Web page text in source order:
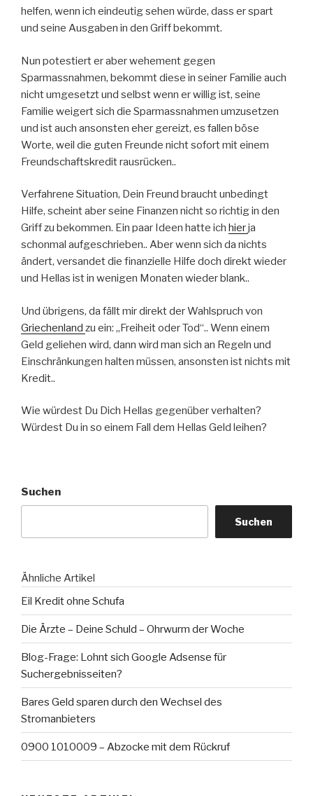
helfen, wenn ich eindeutig sehen würde, dass er spart
und seine Ausgaben in den Griff bekommt.
Nun potestiert er aber wehement gegen
Sparmassnahmen, bekommt diese in seiner Familie auch
nicht umgesetzt und selbst wenn er willig ist, seine
Familie weigert sich die Sparmassnahmen umzusetzen
und ist auch ansonsten eher gereizt, es fallen böse
Worte, weil die guten Freunde nicht sofort mit einem
Freundschaftskredit rausrücken..
Verfahrene Situation, Dein Freund braucht unbedingt
Hilfe, scheint aber seine Finanzen nicht so richtig in den
Griff zu bekommen. Ein paar Ideen hatte ich hierja
schonmal aufgeschrieben.. Aber wenn sich da nichts
ändert, versandet die finanzielle Hilfe doch direkt wieder
und Hellas ist in wenigen Monaten wieder blank..
Und übrigens, da fällt mir direkt der Wahlspruch von
Griechenland zu ein: „Freiheit oder Tod“.. Wenn einem
Geld geliehen wird, dann wird man sich an Regeln und
Einschränkungen halten müssen, ansonsten ist nichts mit
Kredit..
Wie würdest Du Dich Hellas gegenüber verhalten?
Würdest Du in so einem Fall dem Hellas Geld leihen?
Suchen
Suchen
Ähnliche Artikel
Eil Kredit ohne Schufa
Die Ärzte – Deine Schuld – Ohrwurm der Woche
Blog-Frage: Lohnt sich Google Adsense für
Suchergebnisseiten?
Bares Geld sparen durch den Wechsel des
Stromanbieters
0900 1010009 – Abzocke mit dem Rückruf